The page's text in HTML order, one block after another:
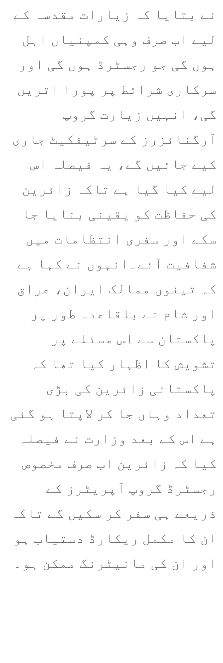
نے بتایا کہ زیارات مقدسہ کے
لیے اب صرف وہی کمپنیاں اہل
ہوں گی جو رجسٹرڈ ہوں گی اور
سرکاری شرائط پر پورا اتریں
گی، انہیں زیارت گروپ
آرگنائزرز کے سرٹیفکیٹ جاری
کیے جائیں گے، یہ فیصلہ اس
لیے کیا گیا ہے تاکہ زائرین
کی حفاظت کو یقینی بنایا جا
سکے اور سفری انتظامات میں
شفافیت آئے۔انہوں نے کہا ہے
کہ تینوں ممالک ایران، عراق
اور شام نے باقاعدہ طور پر
پاکستان سے اس مسئلے پر
تشویش کا اظہار کیا تھا کہ
پاکستانی زائرین کی بڑی
تعداد وہاں جا کر لاپتا ہو گئی
ہے اس کے بعد وزارت نے فیصلہ
کیا کہ زائرین اب صرف مخصوص
رجسٹرڈ گروپ آپریٹرز کے
ذریعے ہی سفر کر سکیں گے تاکہ
ان کا مکمل ریکارڈ دستیاب ہو
اور ان کی مانیٹرنگ ممکن ہو۔